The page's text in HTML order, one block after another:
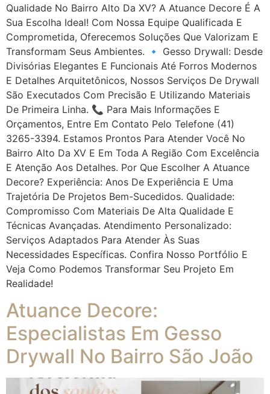
Qualidade No Bairro Alto Da XV? A Atuance Decore É A
Sua Escolha Ideal! Com Nossa Equipe Qualificada E
Comprometida, Oferecemos Soluções Que Valorizam E
Transformam Seus Ambientes. 🔹 Gesso Drywall: Desde
Divisórias Elegantes E Funcionais Até Forros Modernos
E Detalhes Arquitetônicos, Nossos Serviços De Drywall
São Executados Com Precisão E Utilizando Materiais
De Primeira Linha. 📞 Para Mais Informações E
Orçamentos, Entre Em Contato Pelo Telefone (41)
3265-3394. Estamos Prontos Para Atender Você No
Bairro Alto Da XV E Em Toda A Região Com Excelência
E Atenção Aos Detalhes. Por Que Escolher A Atuance
Decore? Experiência: Anos De Experiência E Uma
Trajetória De Projetos Bem-Sucedidos. Qualidade:
Compromisso Com Materiais De Alta Qualidade E
Técnicas Avançadas. Atendimento Personalizado:
Serviços Adaptados Para Atender Às Suas
Necessidades Específicas. Confira Nosso Portfólio E
Veja Como Podemos Transformar Seu Projeto Em
Realidade!
Atuance Decore:
Especialistas Em Gesso
Drywall No Bairro São João